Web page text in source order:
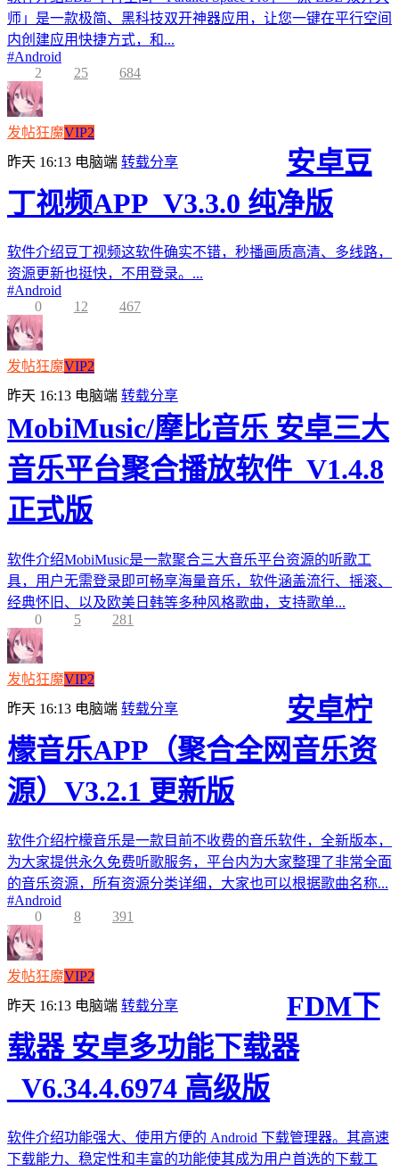
师」是一款极简、黑科技双开神器应用，让您一键在平行空间
内创建应用快捷方式，和...
#Android
2
25 684
发帖狂魔VIP2
昨天 16:13 电脑端 转载分享
安卓豆
丁视频APP_V3.3.0 纯净版
软件介绍豆丁视频这软件确实不错，秒播画质高清、多线路，
资源更新也挺快，不用登录。...
#Android
0
12 467
发帖狂魔VIP2
昨天 16:13 电脑端 转载分享
MobiMusic/摩比音乐 安卓三大
音乐平台聚合播放软件_V1.4.8
正式版
软件介绍MobiMusic是一款聚合三大音乐平台资源的听歌工
具，用户无需登录即可畅享海量音乐，软件涵盖流行、摇滚、
经典怀旧、以及欧美日韩等多种风格歌曲，支持歌单...
0
5 281
发帖狂魔VIP2
昨天 16:13 电脑端 转载分享
安卓柠
檬音乐APP（聚合全网音乐资
源）V3.2.1 更新版
软件介绍柠檬音乐是一款目前不收费的音乐软件，全新版本，
为大家提供永久免费听歌服务，平台内为大家整理了非常全面
的音乐资源，所有资源分类详细，大家也可以根据歌曲名称...
#Android
0
8 391
发帖狂魔VIP2
昨天 16:13 电脑端 转载分享
FDM下
载器 安卓多功能下载器
_V6.34.4.6974 高级版
软件介绍功能强大、使用方便的 Android 下载管理器。其高速
下载能力、稳定性和丰富的功能使其成为用户首选的下载工